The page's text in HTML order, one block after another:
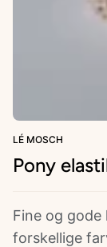
LÉ MOSCH
Pony
Fine og gode
forskellige